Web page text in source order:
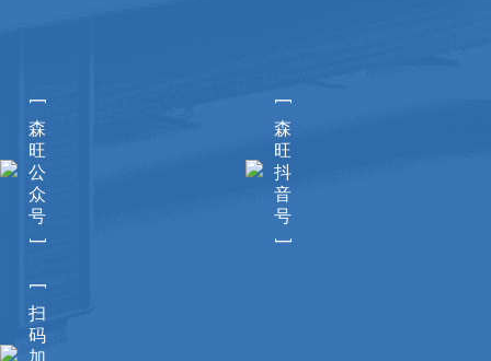
[
森
旺
公
众
号
]
[
森
旺
抖
音
号
]
[
扫
码
加